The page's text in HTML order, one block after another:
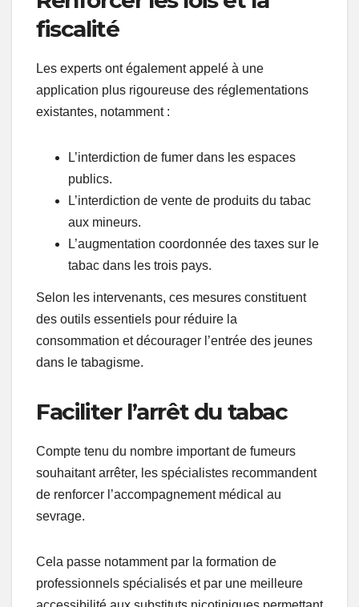
fiscalité
Les experts ont également appelé à une
application plus rigoureuse des réglementations
existantes, notamment :
L’interdiction de fumer dans les espaces
publics.
L’interdiction de vente de produits du tabac
aux mineurs.
L’augmentation coordonnée des taxes sur le
tabac dans les trois pays.
Selon les intervenants, ces mesures constituent
des outils essentiels pour réduire la
consommation et décourager l’entrée des jeunes
dans le tabagisme.
Faciliter l’arrêt du tabac
Compte tenu du nombre important de fumeurs
souhaitant arrêter, les spécialistes recommandent
de renforcer l’accompagnement médical au
sevrage.
Cela passe notamment par la formation de
professionnels spécialisés et par une meilleure